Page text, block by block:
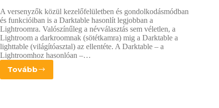
A versenyzők közül kezelőfelületben és gondolkodásmódban
és funkcióiban is a Darktable hasonlít legjobban a
Lightroomra. Valószínűleg a névválasztás sem véletlen, a
Lightroom a darkroomnak (sötétkamra) mig a Darktable a
lighttable (világítóasztal) az ellentéte. A Darktable – a
Lightroomhoz hasonlóan –…
TovábbDarktable